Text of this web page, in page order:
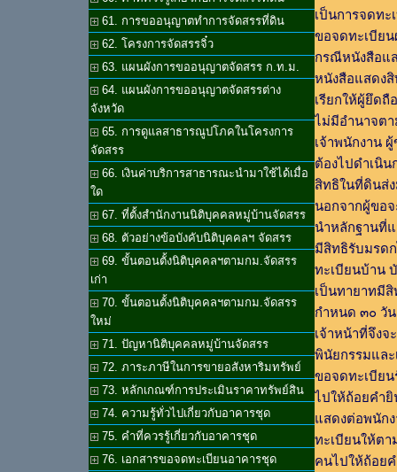
61. การขออนุญาตทำการจัดสรรที่ดิน
62. โครงการจัดสรรจิ๋ว
63. แผนผังการขออนุญาตจัดสรร ก.ท.ม.
64. แผนผังการขออนุญาตจัดสรรต่าง
จังหวัด
65. การดูแลสาธารณูปโภคในโครงการ
จัดสรร
66. เงินค่าบริการสาธารณะนำมาใช้ได้เมื่อ
ใด
67. ที่ตั้งสำนักงานนิติบุคคลหมู่บ้านจัดสรร
68. ตัวอย่างข้อบังคับนิติบุคคลฯ จัดสรร
69. ขั้นตอนตั้งนิติบุคคลฯตามกม.จัดสรร
เก่า
70. ขั้นตอนตั้งนิติบุคคลฯตามกม.จัดสรร
ใหม่
71. ปัญหานิติบุคคลหมู่บ้านจัดสรร
72. ภาระภาษีในการขายอสังหาริมทรัพย์
73. หลักเกณฑ์การประเมินราคาทรัพย์สิน
74. ความรู้ทั่วไปเกี่ยวกับอาคารชุด
75. คำที่ควรรู้เกี่ยวกับอาคารชุด
76. เอกสารขอจดทะเบียนอาคารชุด
เป็นการจดท
ขอจดทะเบีย
กรณีหนังสือแ
หนังสือแสดง
เรียกให้ผู้ยึด
ไม่มีอำนาจตา
เจ้าพนักงาน
ต้องไปดำเนิ
สิทธิในที่ดินส่
นอกจากผู้ขอ
นำหลักฐานที่
มีสิทธิรับมรด
ทะเบียนบ้าน
เป็นทายาทมี
กำหนด ๓๐ วั
เจ้าหน้าที่จึง
พินัยกรรมแล
ขอจดทะเบีย
ไปให้ถ้อยคำ
แสดงต่อพนัก
ทะเบียนให้ต
คนไปให้ถ้อย